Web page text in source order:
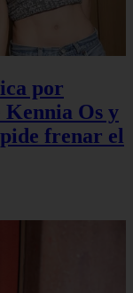
por
Kennia Os y
frenar el